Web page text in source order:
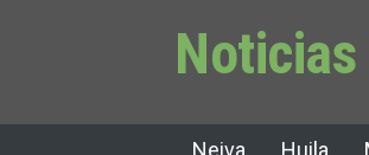
Neiva Huila